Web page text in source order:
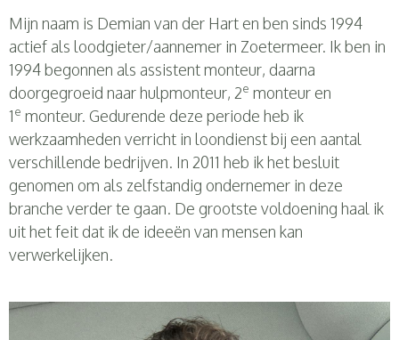
Mijn naam is Demian van der Hart en ben sinds 1994
actief als loodgieter/aannemer in Zoetermeer. Ik ben in
1994 begonnen als assistent monteur, daarna
doorgegroeid naar hulpmonteur, 2e monteur en
1e monteur. Gedurende deze periode heb ik
werkzaamheden verricht in loondienst bij een aantal
verschillende bedrijven. In 2011 heb ik het besluit
genomen om als zelfstandig ondernemer in deze
branche verder te gaan. De grootste voldoening haal ik
uit het feit dat ik de ideeën van mensen kan
verwerkelijken.